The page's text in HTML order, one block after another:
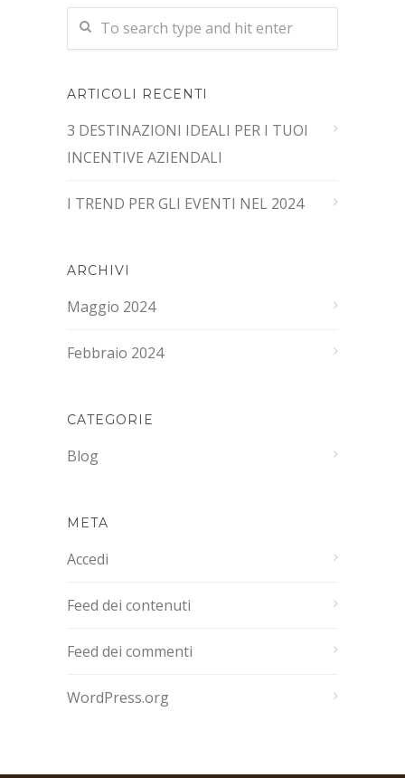
ARTICOLI RECENTI
3 DESTINAZIONI IDEALI PER I TUOI
INCENTIVE AZIENDALI
I TREND PER GLI EVENTI NEL 2024
ARCHIVI
Maggio 2024
Febbraio 2024
CATEGORIE
Blog
META
Accedi
Feed dei contenuti
Feed dei commenti
WordPress.org